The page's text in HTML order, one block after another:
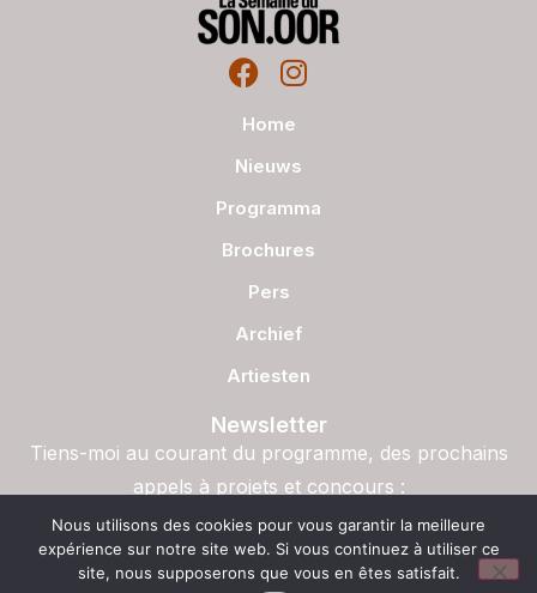
Home
Nieuws
Programma
Brochures
Pers
Archief
Artiesten
Newsletter
Tiens-moi au courant du programme, des prochains
appels à projets et concours :
S'inscrire
Nous utilisons des cookies pour vous garantir la meilleure
expérience sur notre site web. Si vous continuez à utiliser ce
site, nous supposerons que vous en êtes satisfait.